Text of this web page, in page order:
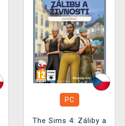
PC
The Sims 4: Záliby a